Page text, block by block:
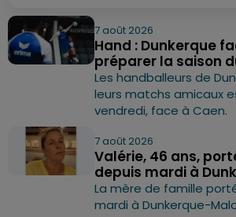
7 août 2026
Hand : Dunkerque
préparer la saison
Les handballeurs de
leurs matchs amicaux
vendredi, face à Caen.
7 août 2026
Valérie, 46 ans,
depuis mardi à
La mère de famille
mardi à Dunkerque-